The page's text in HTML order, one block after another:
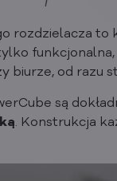
rozdzielacza to
funkcjonalna,
biurze, od razu
są
. Konstrukcja